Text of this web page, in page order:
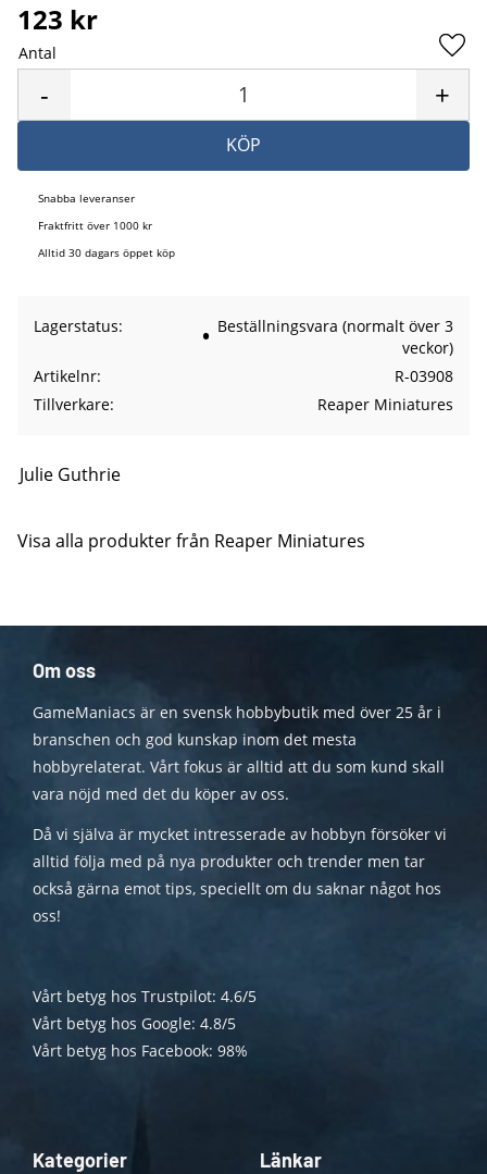
123 kr
Antal
+
-
KÖP
Snabba leveranser
Fraktfritt över 1000 kr
Alltid 30 dagars öppet köp
Lagerstatus
Beställningsvara (normalt över 3
veckor)
Artikelnr
R-03908
Tillverkare
Reaper Miniatures
Julie Guthrie
Visa alla produkter från Reaper Miniatures
Om oss
GameManiacs är en svensk hobbybutik med över 25 år i
branschen och god kunskap inom det mesta
hobbyrelaterat. Vårt fokus är alltid att du som kund skall
vara nöjd med det du köper av oss.
Då vi själva är mycket intresserade av hobbyn försöker vi
alltid följa med på nya produkter och trender men tar
också gärna emot tips, speciellt om du saknar något hos
oss!
Vårt betyg hos Trustpilot: 4.6/5
Vårt betyg hos Google: 4.8/5
Vårt betyg hos Facebook: 98%
Kategorier Länkar